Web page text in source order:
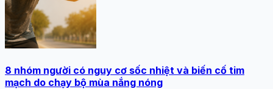
8 nhóm người có nguy cơ sốc nhiệt và biến cố tim
mạch do chạy bộ mùa nắng nóng